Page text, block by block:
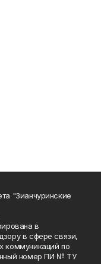
"Зианчуринские
в
в сфере связи,
коммуникаций по
номер ПИ № ТУ